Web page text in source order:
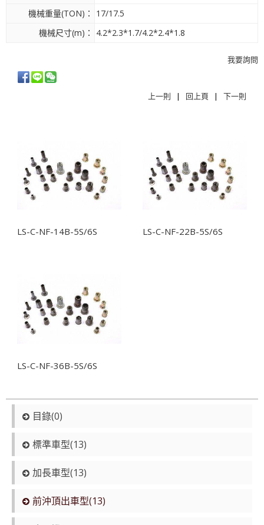
機械重量(TON)：
17/17.5
機械尺寸(m)：
4.2*2.3*1.7/4.2*2.4*1.8
我要詢問
上一則 | 回上頁 | 下一則
LS-C-NF-14B-5S/6S LS-C-NF-22B-5S/6S
LS-C-NF-36B-5S/6S
目錄(0)
標準車型(13)
加長車型(13)
前沖頂出車型(13)